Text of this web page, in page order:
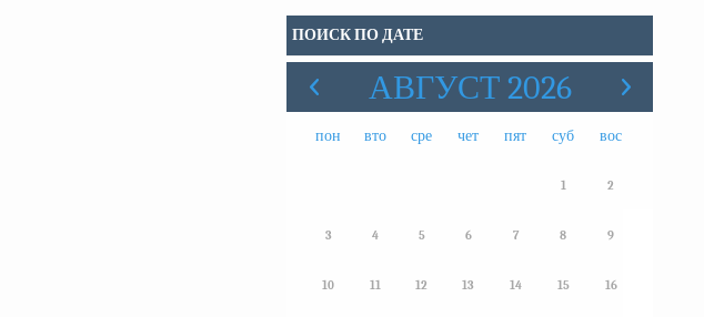
ПОИСК ПО ДАТЕ
АВГУСТ 2026
пон вто сре чет пят суб вос
1 2
3 4 5 6 7 8 9
10 11 12 13 14 15 16